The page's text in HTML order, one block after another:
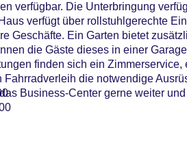
verfügbar. Die Unterbringung
verfügt über rollstuhlgerechte
Geschäfte. Ein Garten bietet
die Gäste dieses in einer
finden sich ein
die notwendige
Business-Center gerne weiter